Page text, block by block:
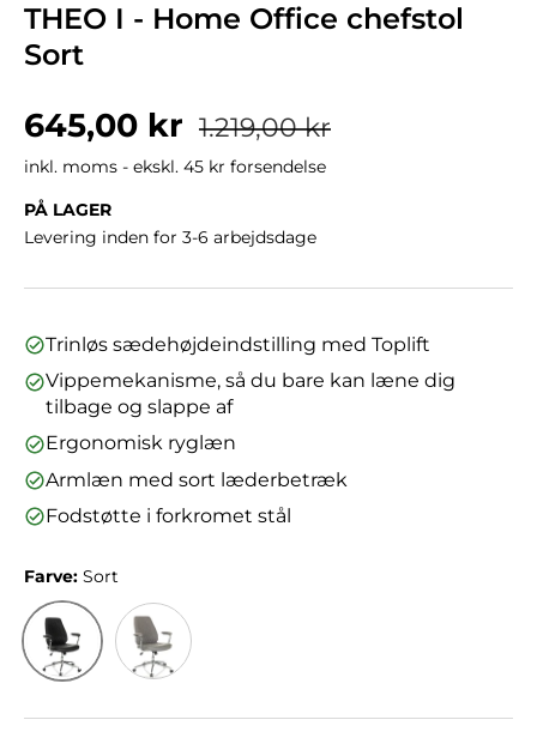
THEO I - Home Office chefstol
Sort
Salgspris
645,00 kr Normalpris
1.219,00 kr
inkl. moms - ekskl. 45 kr forsendelse
PÅ LAGER
Levering inden for 3-6 arbejdsdage
Trinløs sædehøjdeindstilling med Toplift
Vippemekanisme, så du bare kan læne dig
tilbage og slappe af
Ergonomisk ryglæn
Armlæn med sort læderbetræk
Fodstøtte i forkromet stål
Farve: Sort
Sort